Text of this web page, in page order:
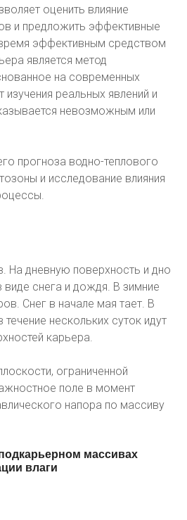
оценить влияние
и предложить эффективные
эффективным средством
является метод
на современных
реальных явлений и
невозможным или
прогноза водно-теплового
и исследование влияния
На дневную поверхность и дно
виде снега и дождя. В зимние
Снег в начале мая тает. В
нескольких суток идут
карьера.
ограниченной
поле в момент
напора по массиву
массивах
влаги